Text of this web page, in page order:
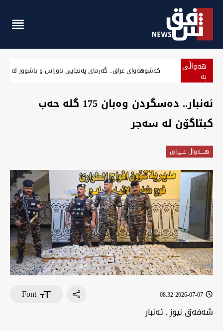
هەواڵی
بە کەشوهەوای عراق.. گەرمای پەنجایی ناوڕاس و باشوور لە
‏ئەنبار.. دەسگردن وەبان 175 گلە حەب
کبتاگۆن لە سەجر
هــــه‌واڵ عــیراق
2026-07-07 08:32
Font
‏شەفەق نیوز ـ ئەنبار